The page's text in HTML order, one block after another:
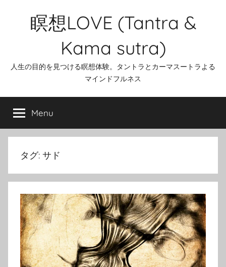
瞑想LOVE (Tantra &
Kama sutra)
人生の目的を見つける瞑想体験。タントラとカーマスートラよる
マインドフルネス
Menu
タグ: サド